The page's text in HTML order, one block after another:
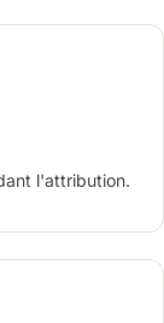
l'attribution.